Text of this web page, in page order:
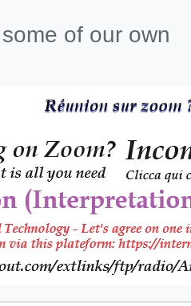
of our own